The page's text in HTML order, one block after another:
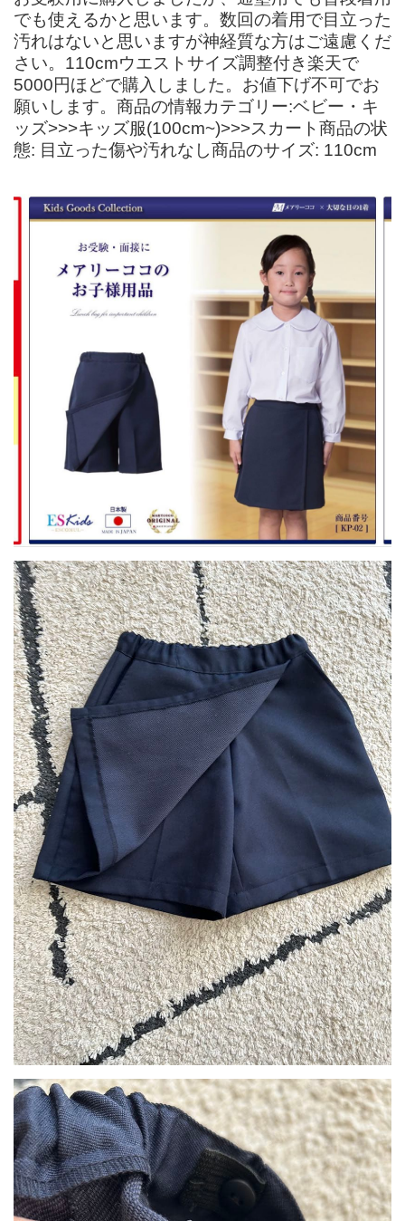
でも使えるかと思います。数回の着用で目立った
汚れはないと思いますが神経質な方はご遠慮くだ
さい。110cmウエストサイズ調整付き楽天で
5000円ほどで購入しました。お値下げ不可でお
願いします。商品の情報カテゴリー:ベビー・キ
ッズ>>>キッズ服(100cm~)>>>スカート商品の状
態: 目立った傷や汚れなし商品のサイズ: 110cm